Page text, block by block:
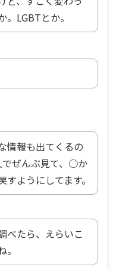
。LGBTとか。
情報も出てくるの
でぜんぶ見て、○か
ようにしてます。
べたら、えらいこ